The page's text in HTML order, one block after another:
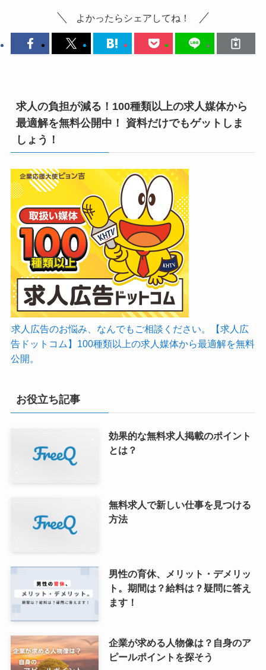
よかったらシェアしてね！
求人の負担が減る！100種類以上の求人媒体から
最適解を無料公開中！ 資料だけでもゲットしま
しょう！
求人広告のお悩み、なんでもご相談ください。【求人広
告ドットコム】100種類以上の求人媒体から最適解を無料
公開。
お役立ち記事
効果的な無料求人掲載のポイント
とは？
無料求人で新しい仕事を見つける
方法
男性の育休、メリット・デメリッ
ト。期間は？給料は？疑問に答え
ます！
企業が求める人物像は？自身のア
ピールポイントを探そう